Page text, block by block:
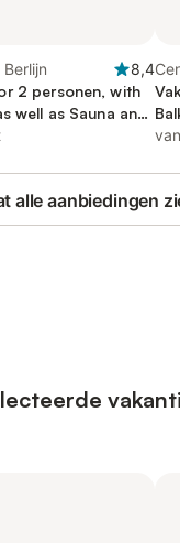
8,4
2 personen, with
well as Sauna and
alle aanbiedingen